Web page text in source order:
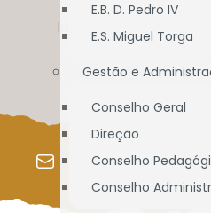
E.B. D. Pedro IV
E.S. Miguel Torga
Gestão e
Conselho Geral
Direção
Conselho
Conselho
Início // Acesso Área
WEBMAIL SIGE